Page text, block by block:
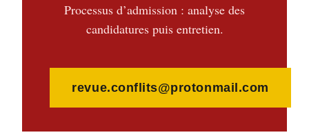
Processus d’admission : analyse des
candidatures puis entretien.
revue.conflits@protonmail.com